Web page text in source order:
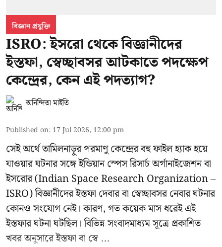
বিজ্ঞান প্রযুক্তি
ISRO: ইসরো থেকে বিজ্ঞানীদের
ইস্তফা, স্বেচ্ছাবসর আটকাতে পদক্ষেপ
কেন্দ্রের, কেন এই পদত্যাগ?
অনিন্দিতা মাইতি
Published on: 17 Jul 2026, 12:00 pm
সেই অর্থে তামিলনাড়ুর পরমাণু কেন্দ্রের বহু ফাইল হ্যাক হয়ে
যাওয়ার ঘটনার সঙ্গেইন্ডিয়ান স্পেস রিসার্চ অর্গানাইজেশন বা
ইসরোর(Indian Space Research Organization –
ISRO) বিজ্ঞানীদের ইস্তফা দেবার বা স্বেচ্ছাবসর নেবার ঘটনার
কোনও সংযোগ নেই। কারণ, গত কয়েক মাস ধরেই এই
ইস্তফার ঘটনা ঘটছিল। বিভিন্ন সংবাদমাধ্যম সূত্রে প্রকাশিত
খবর অনুসারে ইস্তফা বা স্বে ...